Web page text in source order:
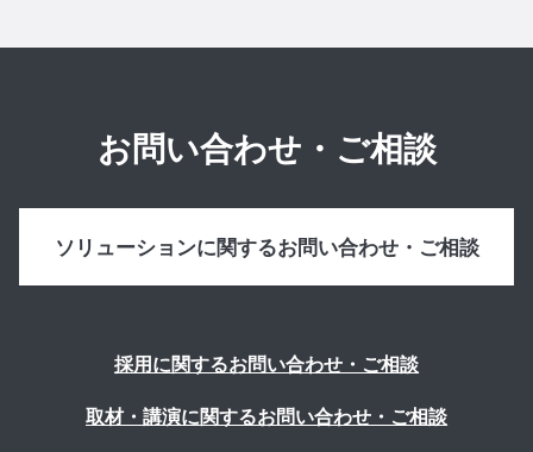
お問い合わせ・ご相談
ソリューションに関するお問い合わせ・ご相談
採用に関するお問い合わせ・ご相談
取材・講演に関するお問い合わせ・ご相談